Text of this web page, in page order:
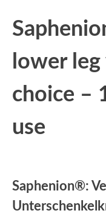
lower
choice –
use
Saphenion®: